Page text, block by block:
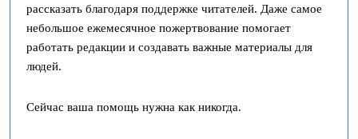
рассказать благодаря поддержке читателей. Даже самое
небольшое ежемесячное пожертвование помогает
работать редакции и создавать важные материалы для
людей.
Сейчас ваша помощь нужна как никогда.